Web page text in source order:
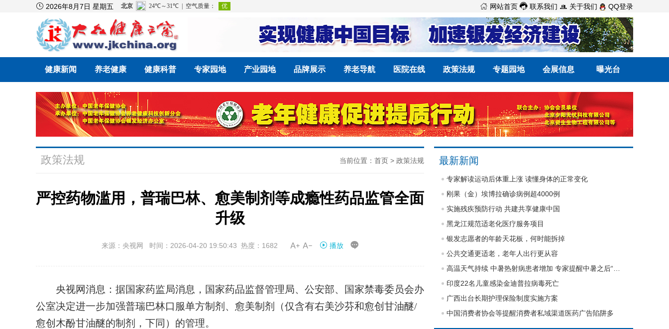
 2026年8月7日 星期五  网站首页  联系我们  关于我们 QQ登录
健康新闻 养老健康 健康科普 专家园地 产业园地 品牌展示 养老导航 医院在线 政策法规 专题园地 会展信息 曝光台
政策法规 当前位置： 首页 > 政策法规
严控药物滥用，普瑞巴林、愈美制剂等成瘾性药品监管全面
升级
来源：央视网 时间：2026-04-20 19:50:43 热度：1682  播放 
央视网消息：据国家药监局消息，国家药品监督管理局、公安部、国家禁毒委员会办
公室决定进一步加强普瑞巴林口服单方制剂、愈美制剂（仅含有右美沙芬和愈创甘油醚/
愈创木酚甘油醚的制剂，下同）的管理。
最新新闻
专家解读运动后体重上涨 读懂身体的正常变化
刚果（金）埃博拉确诊病例超4000例
实施残疾预防行动 共建共享健康中国
黑龙江规范适老化医疗服务项目
银发志愿者的年龄天花板，何时能拆掉
公共交通更适老，老年人出行更从容
印度22名儿童感染金迪普拉病毒死亡
广西出台长期护理保险制度实施方案
中国消费者协会等提醒消费者私域渠道医药广告陷阱多